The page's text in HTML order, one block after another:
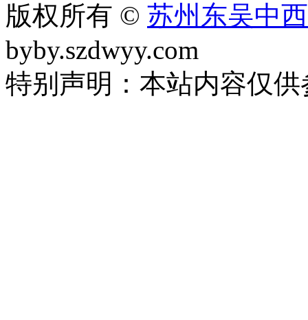
版权所有 © 苏州东吴中
byby.szdwyy.com
特别声明：本站内容仅